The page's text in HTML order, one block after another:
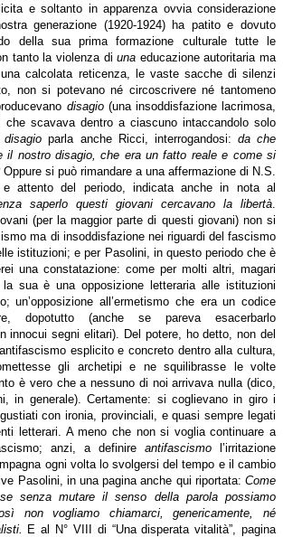
e soltanto in apparenza ovvia considerazione
generazione (1920-1924) ha patito e dovuto
della sua prima formazione culturale tutte le
tanto la violenza diuna educazione autoritaria ma
calcolata reticenza, le vaste sacche di silenzi
non si potevano né circoscrivere né tantomeno
disagio(una insoddisfazione lacrimosa,
che scavava dentro a ciascuno intaccandolo solo
disagio parla anche Ricci, interrogandosi: da che
il nostro disagio, che era un fatto reale e come si
Oppure si può rimandare a una affermazione di N.S.
attento del periodo, indicata anche in nota al
saperlo questi giovani cercavano la libertà
(per la maggior parte di questi giovani) non si
ma di insoddisfazione nei riguardi del fascismo
istituzioni; e per Pasolini, in questo periodo che è
una constatazione: come per molti altri, magari
sua è una opposizione letteraria alle istituzioni
un’opposizione all’ermetismo che era un codice
dopotutto (anche se pareva esacerbarlo
innocui segni elitari). Del potere, ho detto, non del
esplicito e concreto dentro alla cultura,
gli archetipi e ne squilibrasse le volte
è vero che a nessuno di noi arrivava nulla (dico,
in generale). Certamente: si coglievano in giro i
con ironia, provinciali, e quasi sempre legati
letterari. A meno che non si voglia continuare a
anzi, a definire antifascismo l’irritazione
ogni volta lo svolgersi del tempo e il cambio
Pasolini, in una pagina anche qui riportata: Come
senza mutare il senso della parola possiamo
non vogliamo chiamarci, genericamente, né
E al N° VIII di “Una disperata vitalità”, pagina